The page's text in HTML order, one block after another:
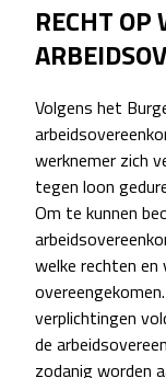
RECHT OP
Volgens het
werknemer zich
tegen loon
Om te kunnen
welke rechten en
verplichtingen
de
zodanig worden